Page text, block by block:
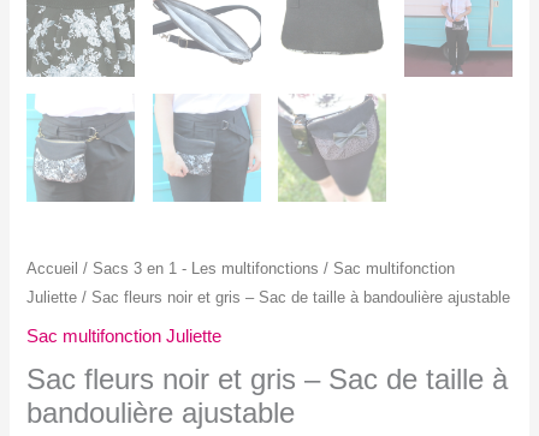
Accueil / Sacs 3 en 1 - Les multifonctions / Sac multifonction
Juliette / Sac fleurs noir et gris – Sac de taille à bandoulière ajustable
Sac multifonction Juliette
Sac fleurs noir et gris – Sac de taille à
bandoulière ajustable